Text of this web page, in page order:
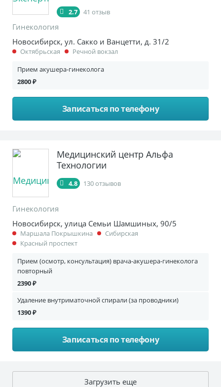
Гинекология
2.7 41 отзыв
Новосибирск, ул. Сакко и Ванцетти, д. 31/2
Октябрьская Речной вокзал
Записаться по телефону
Прием акушера-гинеколога
2800 ₽
Медицинский центр Альфа
Технологии
Гинекология
4.8 130 отзывов
Новосибирск, улица Семьи Шамшиных, 90/5
Маршала Покрышкина
Сибирская
Красный проспект
Записаться по телефону
Прием (осмотр, консультация) врача-акушера-гинеколога
повторный
2390 ₽
Удаление внутриматочной спирали (за проводники)
1390 ₽
Загрузить еще